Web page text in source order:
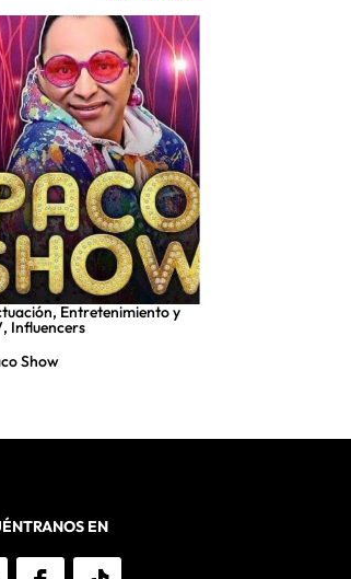
, Entretenimiento y
, Influencers
Show
EN